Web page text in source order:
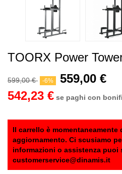
TOORX Power
599,00 € -6%
559,00 €
542,23 € se paghi con
Il carrello è
aggiornamento. Ci scusiamo
informazioni o assistenza puoi
customerservice@dinamis.it